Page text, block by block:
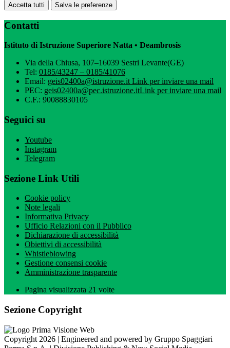
Accetta tutti Salva le preferenze
Contatti
Istituto di Istruzione Superiore Natta • Deambrosis
Via della Chiusa, 107–16039 Sestri Levante(GE)
Tel: 0185/43247 – 0185/41076
Email: geis02400a@istruzione.itLink per inviare una mail
PEC: geis02400a@pec.istruzione.itLink per inviare una mail
C.F.: 90088830105
Seguici su
Youtube
Instagram
Telegram
Sezione Link Utili
Cookie policy
Note legali
Informativa Privacy
Ufficio Relazioni con il Pubblico
Dichiarazione di accessibilità
Obiettivi di accessibilità
Whistleblowing
Gestione consensi cookie
Amministrazione trasparente
Pagina visualizzata 21 volte
Sezione Copyright
Copyright 2026 | Engineered and powered by Gruppo Spaggiari